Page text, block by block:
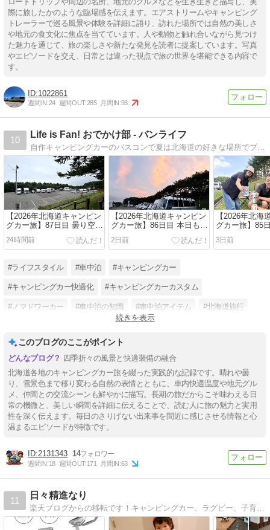
際に旅したかのような臨場感を伝えます。エアストリームやキャンピング
トレーラーで巡る風景や体験を詳細に語り、訪れた場所では自然の美しさ
や地元の食文化に焦点を当てています。人や動物と触れ合いながら見つけ
た魅力を通じて、旅の楽しさや新たな発見を読者に提案しています。写真
やエピソードを交え、日常とは違った視点で旅の世界を堪能できる内容で
す。
1022861
週間IN:24 週間OUT:285 月間IN:93
10
Life is Fan! おでかけ部 - バンライフ
自作キャンピングカーのバスコンで夏は北海道の好きな場所でプチ移住、1年の3分の2をキャンピングカーで楽しむのんびりバンライフ。
【2026年北海道キャンピン
グカー旅】87日目 曇り空ス
タートの「稚内森林公園キ
ャンプ場」は、草刈りのた
ー）を移動。10日振りのエ
ンジン始動です！今日は1
の強風でした
24時間前
【2026年北海道キャンピン
グカー旅】86日目 本日も青
空スタートの「稚内森林公
園キャンプ場」走行充電の
け、設定変更で無事に解
決！今日はリンゴや食パ
ラダと、差し入れを沢山い
／
2日前
【2026年北海
グカー旅】85
れスタートの
園キャンプ場
3日前
#ライフスタイル #車中泊 #キャンピングカー
#キャンピングカー快適化 #キャンピングカーカスタム
#ノマドワーカー #車中泊の知識 #車中泊アイテム #北海道旅行
続きを表示
このブログのここがポイント
四季折々の風景と快適裝備の融合
北海道各地のキャンピングカー旅を綴った実践的な記録です。晴れや曇
り、雪景色まで移り変わる自然の表情とともに、車内快適温度や地元グル
メ、仲間との交流シーンも鮮やかに描写。長期の旅だからこそ味わえる日
常の機微と、美しい瞬間を詳細に伝えることで、読む人に旅の魅力と実用
性を深く伝えます。毎日のさりげない出来事を間近に感じさせる情報と心
温まるエピソードが特徴です。
2131343 14
週間IN:18 週間OUT:171 月間IN:63
11
日々精進なり
楽天ブログからの移転です！キャンピングカー、ラグビー、子育てのブログです。